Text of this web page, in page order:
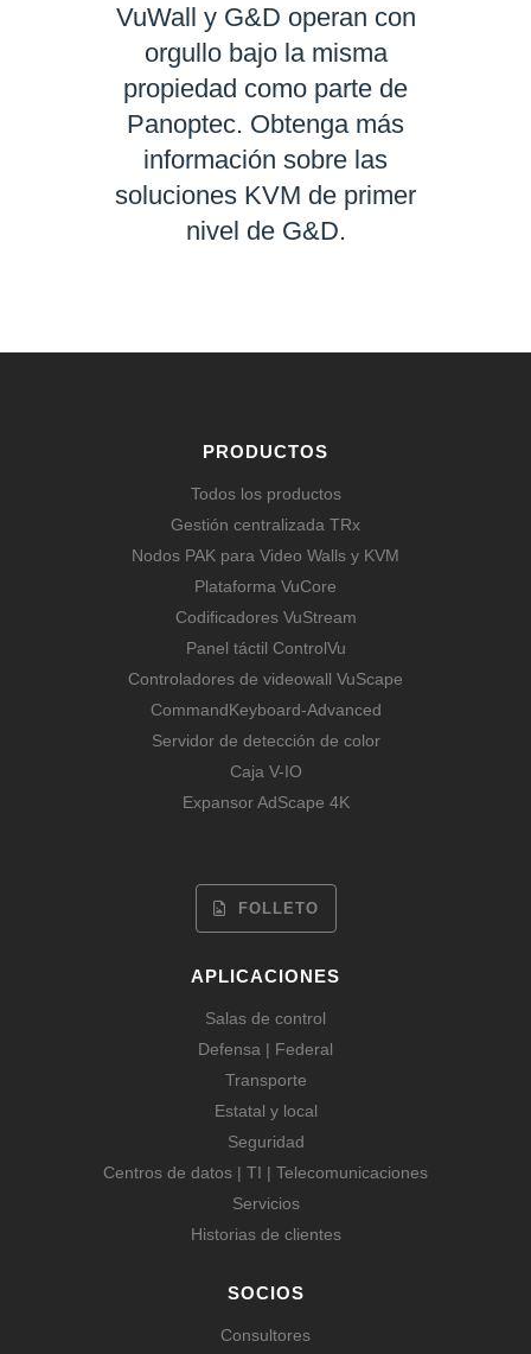
VuWall y G&D operan con
orgullo bajo la misma
propiedad como parte de
Panoptec. Obtenga más
información sobre las
soluciones KVM de primer
nivel de G&D.
PRODUCTOS
Todos los productos
Gestión centralizada TRx
Nodos PAK para Video Walls y KVM
Plataforma VuCore
Codificadores VuStream
Panel táctil ControlVu
Controladores de videowall VuScape
CommandKeyboard-Advanced
Servidor de detección de color
Caja V-IO
Expansor AdScape 4K
FOLLETO
APLICACIONES
Salas de control
Defensa | Federal
Transporte
Estatal y local
Seguridad
Centros de datos | TI | Telecomunicaciones
Servicios
Historias de clientes
SOCIOS
Consultores